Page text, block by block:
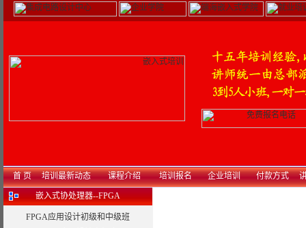
首 页 培训最新动态 课程介绍 培训报名 企业培训 付款方式
嵌入式协处理器--FPGA
FPGA应用设计初级和中级班